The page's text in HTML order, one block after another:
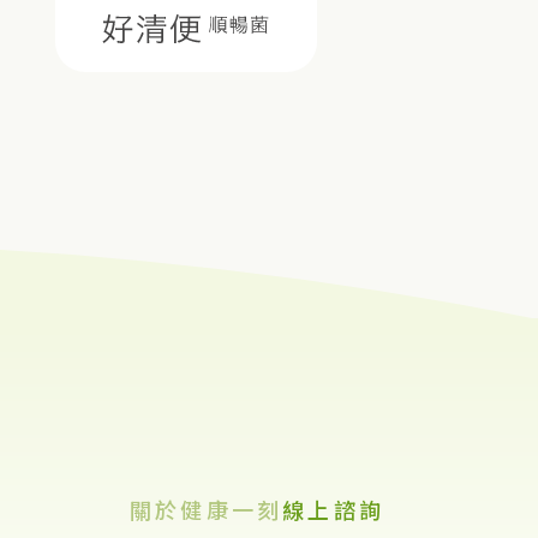
關於健康一刻 線上諮詢